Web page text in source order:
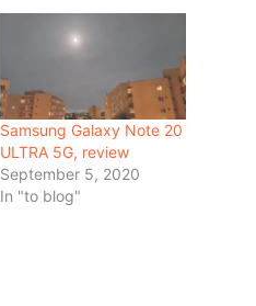
Samsung Galaxy Note 20
ULTRA 5G, review
September 5, 2020
In "to blog"